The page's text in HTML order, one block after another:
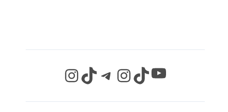
InstagramTikTok Telegram InstagramTikTok YouTube